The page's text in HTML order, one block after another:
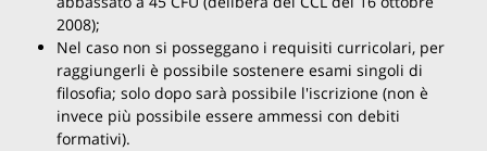
2008);
Nel caso non si posseggano i requisiti curricolari, per
raggiungerli è possibile sostenere esami singoli di
filosofia; solo dopo sarà possibile l'iscrizione (non è
invece più possibile essere ammessi con debiti
formativi).
Insegnamenti 2024-2025